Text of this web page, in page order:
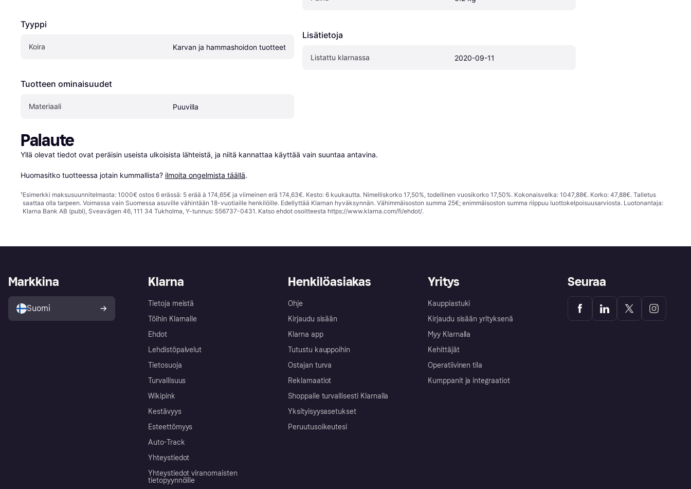
Tyyppi
Koira Karvan ja hammashoidon tuotteet
Tuotteen ominaisuudet
Materiaali Puuvilla
Lisätietoja
Listattu klarnassa 2020-09-11
Palaute
Yllä olevat tiedot ovat peräisin useista ulkoisista lähteistä, ja niitä kannattaa käyttää vain suuntaa antavina.
Huomasitko tuotteessa jotain kummallista? ilmoita ongelmista täällä.
¹Esimerkki maksusuunnitelmasta: 1000€ ostos 6 erässä: 5 erää à 174,65€ ja viimeinen erä 174,63€. Kesto: 6 kuukautta. Nimelliskorko 17,50%, todellinen vuosikorko 17,50%. Kokonaisvelka: 1047,88€. Korko: 47,88€. Talletus
saattaa olla tarpeen. Voimassa vain Suomessa asuville vähintään 18-vuotiaille henkilöille. Edellyttää Klarnan hyväksynnän. Vähimmäisoston summa 25€; enimmäisoston summa riippuu luottokelpoisuusarviosta. Luotonantaja:
Klarna Bank AB (publ), Sveavägen 46, 111 34 Tukholma, Y-tunnus: 556737-0431. Katso ehdot osoitteesta https://www.klarna.com/fi/ehdot/.
Klarna
Tietoja meistä
Töihin Klarnalle
Ehdot
Lehdistöpalvelut
Tietosuoja
Turvallisuus
Wikipink
Kestävyys
Esteettömyys
Auto-Track
Yhteystiedot
Yhteystiedot viranomaisten
tietopyynnöille
Henkilöasiakas
Ohje
Kirjaudu sisään
Klarna app
Tutustu kauppoihin
Ostajan turva
Reklamaatiot
Shoppaile turvallisesti Klarnalla
Yksityisyysasetukset
Peruutusoikeutesi
Yritys
Kauppiastuki
Kirjaudu sisään yrityksenä
Myy Klarnalla
Kehittäjät
Operatiivinen tila
Kumppanit ja integraatiot
Markkina
Suomi
Seuraa